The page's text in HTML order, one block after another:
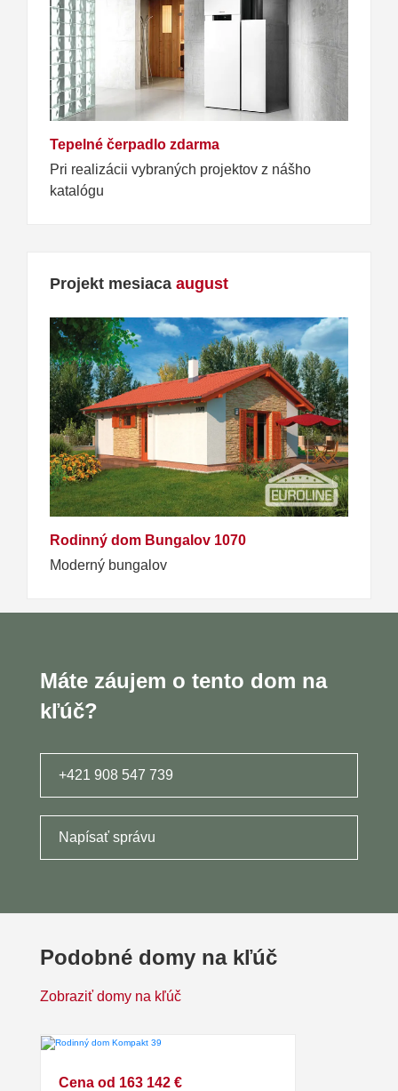
Tepelné čerpadlo zdarma
Pri realizácii vybraných projektov z nášho
katalógu
Projekt mesiaca august
Rodinný dom Bungalov 1070
Moderný bungalov
Máte záujem o tento dom na
kľúč?
+421 908 547 739
Napísať správu
Podobné domy na kľúč
Zobraziť domy na kľúč
Cena od 163 142 €